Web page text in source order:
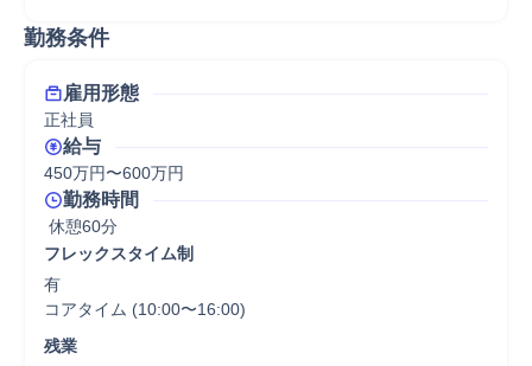
勤務条件
雇用形態
正社員
給与
450万円〜600万円
勤務時間
休憩60分
フレックスタイム制
有
コアタイム (10:00〜16:00)
残業